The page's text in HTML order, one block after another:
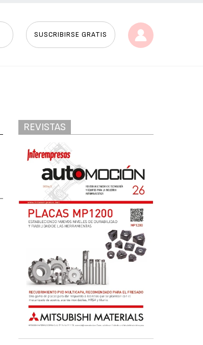
SUSCRIBIRSE GRATIS
REVISTAS